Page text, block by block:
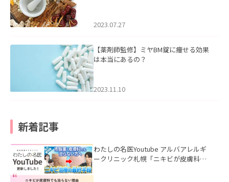
2023.07.27
【薬剤師監修】ミヤBM錠に痩せる効果
は本当にあるの？
2023.11.10
新着記事
わたしの名医Youtube アルバアレルギ
ークリニック札幌「ニキビが皮膚科で